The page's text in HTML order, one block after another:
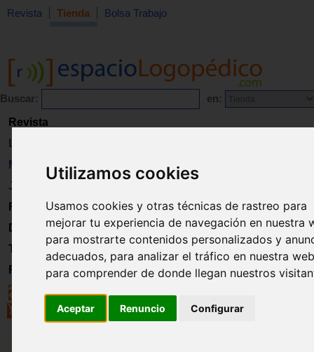
Utilizamos cookies
Usamos cookies y otras técnicas de rastreo para
mejorar tu experiencia de navegación en nuestra
para mostrarte contenidos personalizados y
adecuados, para analizar el tráfico en nuestra
para comprender de donde llegan nuestros
Aceptar Renuncio Configurar
Revista Tienda Bolsa Trabajo
Buscar: en:
Revista
Libros
Material
Juguetes
Formación
Directorio
Trabajo
Registro